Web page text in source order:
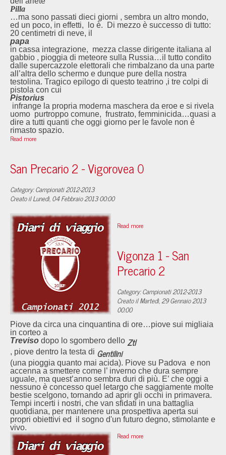
Pilla
…ma sono passati dieci giorni , sembra un altro mondo,
ed un poco, in effetti, lo è. Di mezzo è successo di tutto:
20 centimetri di neve, il
papa
in cassa integrazione, mezza classe dirigente italiana al
gabbio , pioggia di meteore sulla Russia…il tutto condito
dalle supercazzole elettorali che rimbalzano da una parte
all’altra dello schermo e dunque pure della nostra
testolina. Tragico epilogo di questo teatrino ,i tre colpi di
pistola con cui
Pistorius
infrange la propria moderna maschera da eroe e si rivela
uomo purtroppo comune, frustrato, femminicida…quasi a
dire a tutti quanti che oggi giorno per le favole non è
rimasto spazio.
Read more
San Precario 2 - Vigorovea 0
Category: Campionati 2012-2013
Creato il Lunedì, 04 Febbraio 2013 00:00
Piove da circa una cinquantina di ore…piove sui migliaia
in corteo a
Treviso dopo lo sgombero dello Ztl
, piove dentro la testa di Gentilini
(una pioggia quanto mai acida). Piove su Padova e non
accenna a smettere come l’ inverno che dura sempre
uguale, ma quest’anno sembra duri di più. E’ che oggi a
nessuno è concesso quel letargo che saggiamente molte
bestie scelgono, tornando ad aprir gli occhi in primavera.
Tempi incerti i nostri, che van sfidati in una battaglia
quotidiana, per mantenere una prospettiva aperta sui
propri obiettivi ed il sogno d'un futuro degno, stimolante e
vivo.
Read more
Vigonza 1 - San
Precario 2
Category: Campionati 2012-2013
Creato il Martedì, 29 Gennaio 2013
00:00
Read more